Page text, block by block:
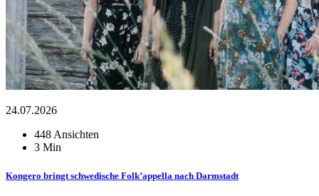
24.07.2026
448 Ansichten
3 Min
Kongero bringt schwedische Folk’appella nach Darmstadt